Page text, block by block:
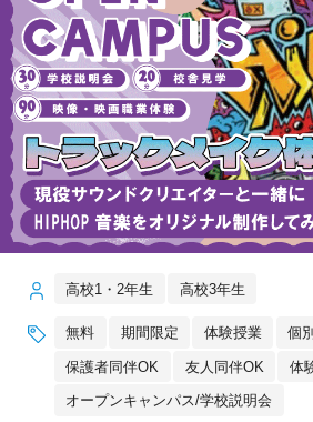
高校1・2年生 高校3年生
無料 期間限定 体験授業 個
保護者同伴OK 友人同伴OK 体
オープンキャンパス/学校説明会